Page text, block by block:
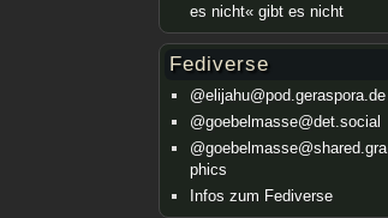
es nicht« gibt es nicht
Fediverse
@elijahu@pod.geraspora.de
@goebelmasse@det.social
@goebelmasse@shared.gra
phics
Infos zum Fediverse